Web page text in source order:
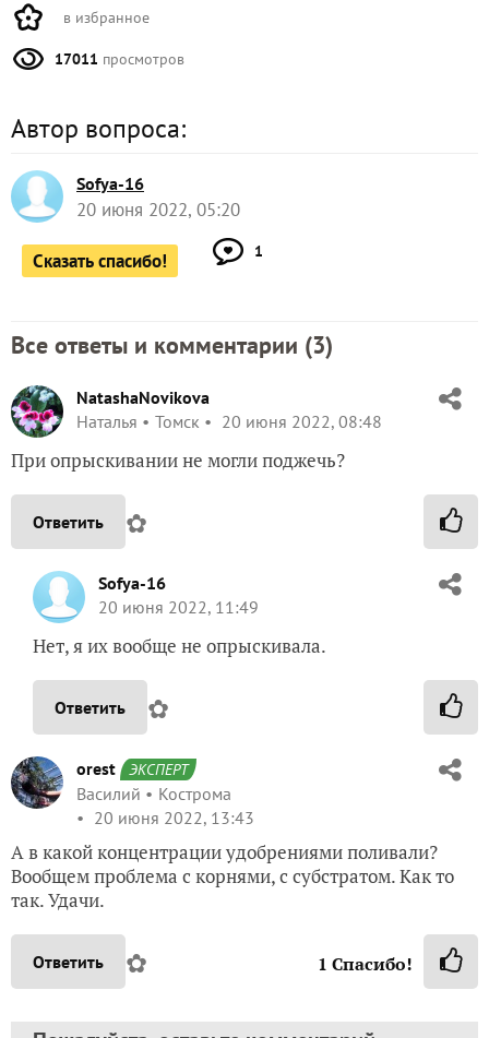
в избранное
17011 просмотров
Автор вопроса:
Sofya-16
20 июня 2022, 05:20
Сказать спасибо! 1
Все ответы и комментарии (3)
NatashaNovikova
Наталья
Томск 20 июня 2022, 08:48
При опрыскивании не могли поджечь?
Ответить ✿
Sofya-16
20 июня 2022, 11:49
Нет, я их вообще не опрыскивала.
Ответить ✿
orest ЭКСПЕРТ
Василий
Кострома
20 июня 2022, 13:43
А в какой концентрации удобрениями поливали?
Вообщем проблема с корнями, с субстратом. Как то
так. Удачи.
Ответить ✿ 1 Спасибо!